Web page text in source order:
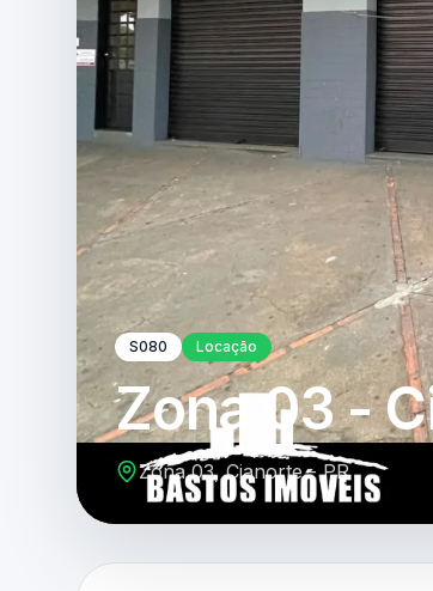
S080 Locação
Zona 03 -
Zona 03, Cianorte - PR